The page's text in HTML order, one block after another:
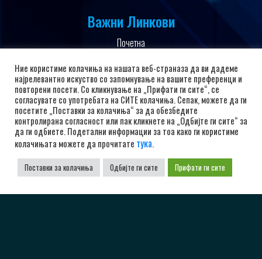
Важни Линкови
Почетна
Вести
Политика за приватност
Политика и услови за користење
Политика за колачиња
Поддржано од
Ние користиме колачиња на нашата веб-страназа да ви дадеме
најрелевантно искуство со запомнување на вашите преференци и
повторени посети. Со кликнување на „Прифати ги сите“, се
согласувате со употребата на СИТЕ колачиња. Сепак, можете да ги
посетите „Поставки за колачиња“ за да обезбедите
контролирана согласност или пак кликнете на „Одбијте ги сите“ за
да ги одбиете. Подетални информации за тоа како ги користиме
колачињата можете да прочитате тука.
Поставки за колачиња Одбијте ги сите Прифати ги сите